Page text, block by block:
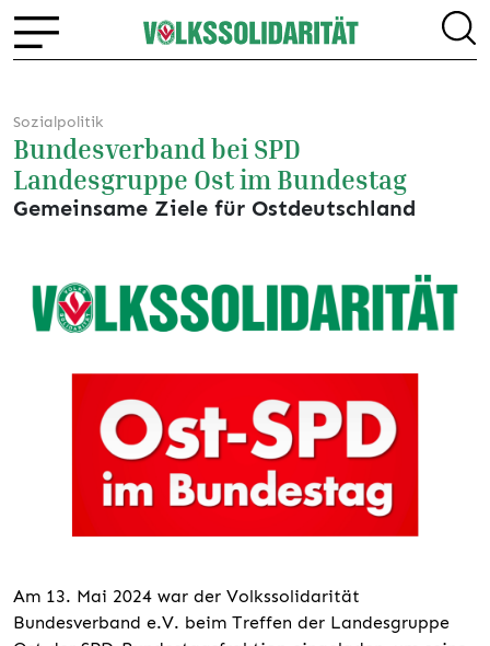
Sozialpolitik
Bundesverband bei SPD
Landesgruppe Ost im Bundestag
Gemeinsame Ziele für Ostdeutschland
Am 13. Mai 2024 war der Volkssolidarität
Bundesverband e.V. beim Treffen der Landesgruppe